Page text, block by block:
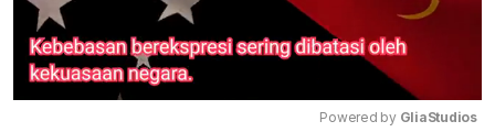
Powered by GliaStudios